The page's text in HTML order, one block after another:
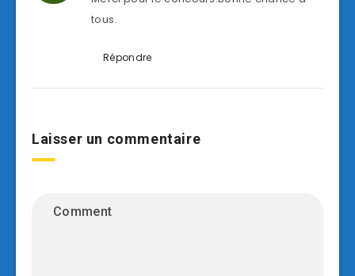
tous.
Répondre
Laisser un commentaire